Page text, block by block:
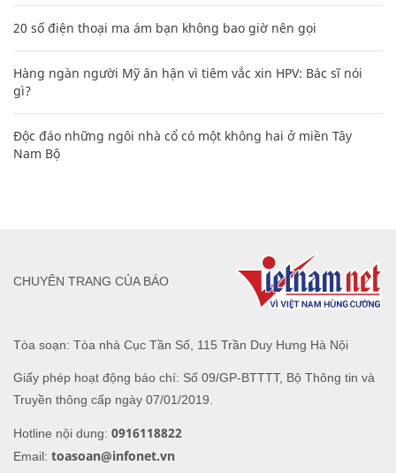
20 số điện thoại ma ám bạn không bao giờ nên gọi
Hàng ngàn người Mỹ ân hận vì tiêm vắc xin HPV: Bác sĩ nói
gì?
Độc đáo những ngôi nhà cổ có một không hai ở miền Tây
Nam Bộ
Tòa soạn: Tòa nhà Cục Tần Số, 115 Trần Duy Hưng Hà Nội
Giấy phép hoạt động báo chí: Số 09/GP-BTTTT, Bộ Thông tin và
Truyền thông cấp ngày 07/01/2019.
Hotline nội dung: 0916118822
Email: toasoan@infonet.vn
CHUYÊN TRANG CỦA BÁO